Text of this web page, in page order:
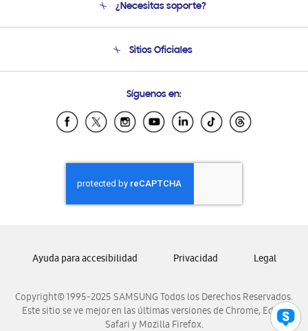
Soporte
Condiciones de Compra
¿Necesitas soporte?
Soporte vía eMail
Sitios Oficiales
Samsung Ecuador
Samsung El Salvador
Samsung Honduras
Samsung Nicaragua
Samsung Panamá
Samsung Venezuela
Síguenos en:
Copyright© 1995-2025 SAMSUNG Todos los Derechos Reservados.
Este sitio se ve mejor en las últimas versiones de Chrome, Edge,
Safari y Mozilla Firefox.
Ayuda para accesibilidad Privacidad Legal